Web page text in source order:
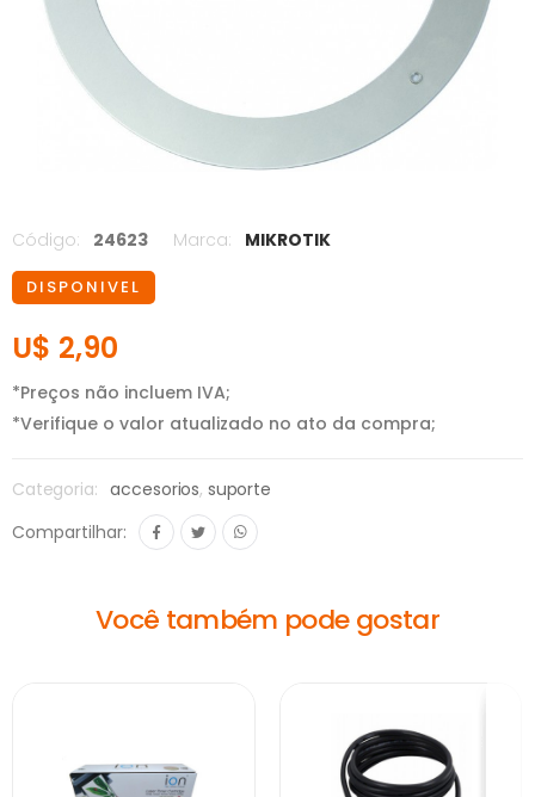
Código: 24623 Marca: MIKROTIK
DISPONIVEL
U$ 2,90
*Preços não incluem IVA;
*Verifique o valor atualizado no ato da compra;
Categoria: accesorios, suporte
Compartilhar:
Você também pode gostar